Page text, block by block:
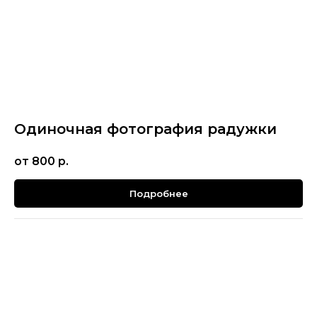
Одиночная фотография радужки
от 800 р.
Подробнее